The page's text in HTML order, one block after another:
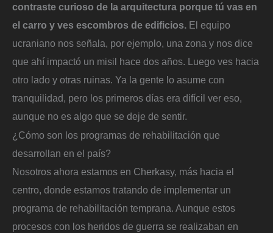
contraste curioso de la arquitectura porque tú vas en
el carro y ves escombros de edificios. El equipo
ucraniano nos señala, por ejemplo, una zona y nos dice
que ahí impactó un misil hace dos años. Luego ves hacia
otro lado y otras ruinas. Ya la gente lo asume con
tranquilidad, pero los primeros días era difícil ver eso,
aunque no es algo que se deje de sentir.
¿Cómo son los programas de rehabilitación que
desarrollan en el país?
Nosotros ahora estamos en Cherkasy, más hacia el
centro, donde estamos tratando de implementar un
programa de rehabilitación temprana. Aunque estos
procesos con los heridos de guerra se realizaban en